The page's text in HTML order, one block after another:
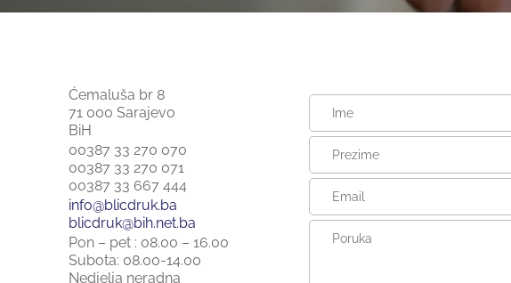
Ćemaluša br 8
71 000 Sarajevo
BiH
00387 33 270 070
00387 33 270 071
00387 33 667 444
info@blicdruk.ba
blicdruk@bih.net.ba
Pon – pet : 08.00 – 16.00
Subota: 08.00-14.00
Nedjelja neradna